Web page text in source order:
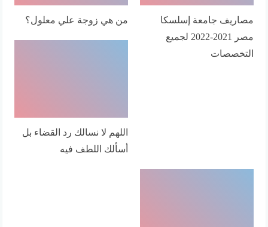
مصاريف جامعة إسلسكا
مصر 2021-2022 لجميع
التخصصات
من هي زوجة علي معلول؟
اللهم لا نسالك رد القضاء بل
أسألك اللطف فيه